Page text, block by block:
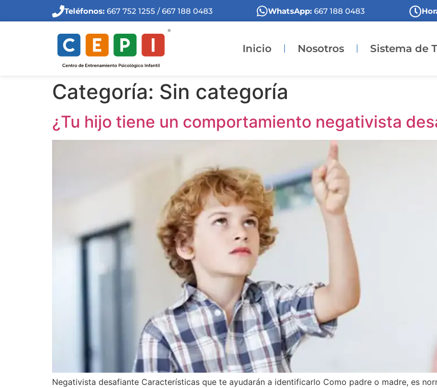
Teléfonos: 667 752 1255 / 667 188 0483 WhatsApp: 667 188 0483
Inicio Nosotros Sistema de
Categoría: Sin categoría
¿Tu hijo tiene un comportamiento negativista
Negativista desafiante Características que te ayudarán a identificarlo Como padre o madre, es